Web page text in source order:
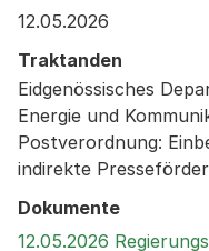
12.05.2026
Traktanden
Eidgenössisches
Energie und
Postverordnung:
indirekte
Dokumente
12.05.2026